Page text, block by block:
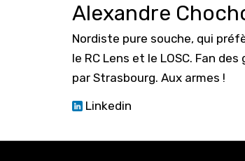
Alexandre
Nordiste pure souche, qui
le RC Lens et le LOSC. Fan
par Strasbourg. Aux armes !
Linkedin